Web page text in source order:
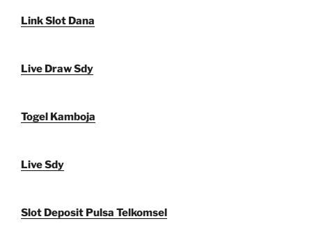
Link Slot Dana
Live Draw Sdy
Togel Kamboja
Live Sdy
Slot Deposit Pulsa Telkomsel